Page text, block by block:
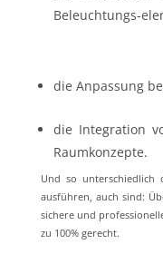
Beleuchtungs-
die Anpassung
die Integration
Raumkonzepte.
Und so
ausführen, auch sind:
sichere und
zu 100% gerecht.